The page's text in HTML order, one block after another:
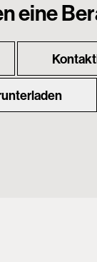
eine